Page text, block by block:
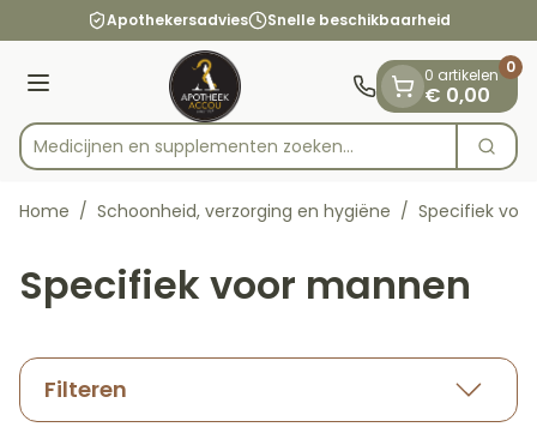
Ga naar de inhoudApothekersadvies Snelle beschikbaarheid
Menu
Product, merk, categorie...
Medicijnen en suppl Zoek
0 artikelen
€ 0,00
0
Home / Schoonheid, verzorging en hygiëne / Specifiek
Specifiek voor mannen
Filteren